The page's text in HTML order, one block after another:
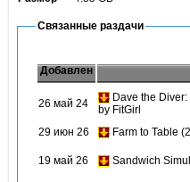
Связанные раздачи
Добавлен
26 май 24
Dave the
by FitGirl
29 июн 26
Farm to Table
19 май 26 Sandwich